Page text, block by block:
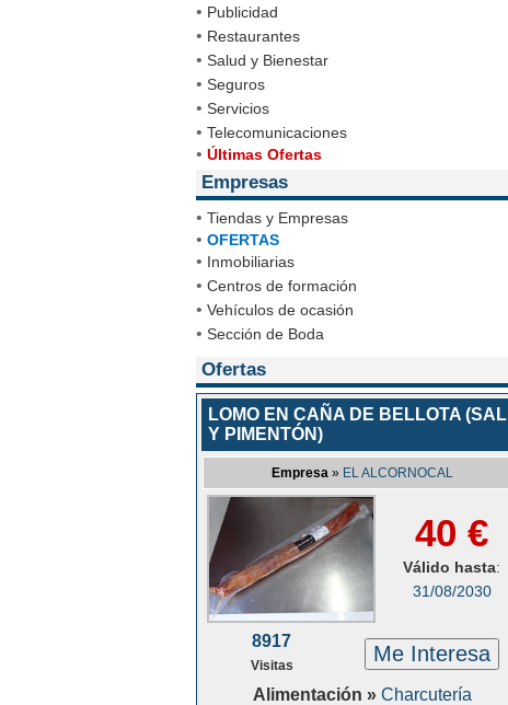
• Publicidad
• Restaurantes
• Salud y Bienestar
• Seguros
• Servicios
• Telecomunicaciones
• Últimas Ofertas
Empresas
• Tiendas y Empresas
• OFERTAS
• Inmobiliarias
• Centros de formación
• Vehículos de ocasión
• Sección de Boda
Ofertas
LOMO EN CAÑA DE BELLOTA (SAL
Y PIMENTÓN)
Empresa » EL ALCORNOCAL
40 €
Válido hasta:
31/08/2030
8917
Visitas Me Interesa
Alimentación » Charcutería